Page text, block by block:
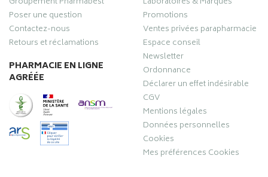
Poser une question
Contactez-nous
Retours et réclamations
PHARMACIE EN LIGNE
AGRÉÉE
Promotions
Ventes privées parapharmacie
Espace conseil
Newsletter
Ordonnance
Déclarer un effet indésirable
CGV
Mentions légales
Données personnelles
Cookies
Mes préférences Cookies